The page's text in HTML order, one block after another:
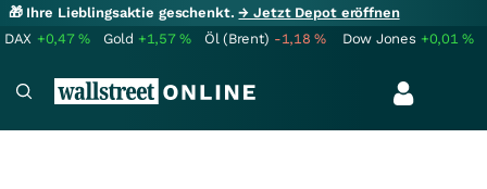
🎁 Ihre Lieblingsaktie geschenkt.→ Jetzt Depot eröffnen
DAX +0,47% Gold +1,57% Öl (Brent) -1,18% Dow Jones +0,01%